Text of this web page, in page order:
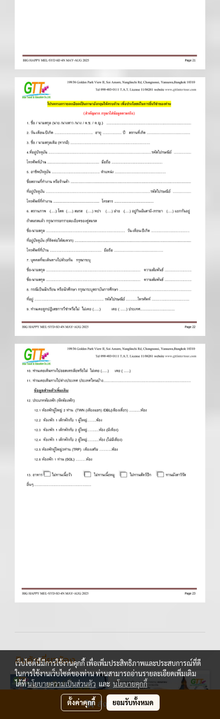
สั่งซื้อสินค้า
สินค้าเกี่ยวข้อง
เว็บไซต์นี้มีการใช้งานคุกกี้ เพื่อเพิ่มประสิทธิภาพและประสบการณ์ที่ดี
ในการใช้งานเว็บไซต์ของท่าน ท่านสามารถอ่านรายละเอียดเพิ่มเติม
ได้ที่นโยบายความเป็นส่วนตัว และ นโยบายคุกกี้
ตั้งค่าคุกกี้ ยอมรับทั้งหมด